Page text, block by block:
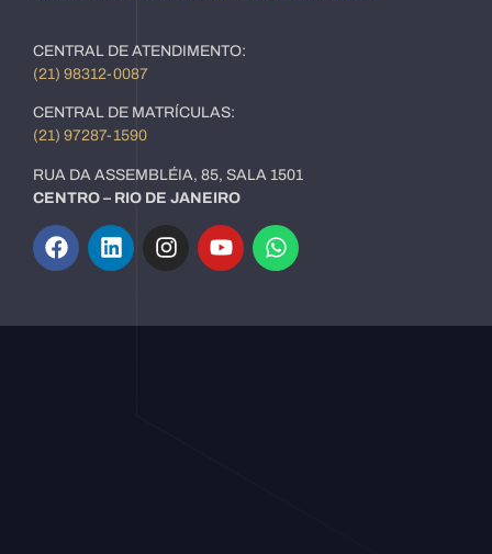
CENTRAL DE ATENDIMENTO:
(21) 98312-0087
CENTRAL DE MATRÍCULAS:
(21) 97287-1590
RUA DA ASSEMBLÉIA, 85, SALA 1501
CENTRO – RIO DE JANEIRO